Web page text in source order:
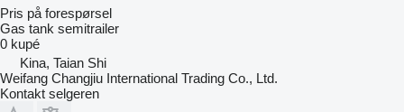
Pris på forespørsel
Gas tank semitrailer
0 kupé
Kina, Taian Shi
Weifang Changjiu International Trading Co., Ltd.
Kontakt selgeren